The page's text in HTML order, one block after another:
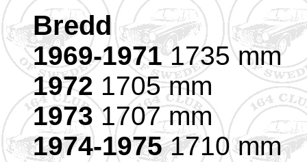
Bredd
1969-19711735 mm
1972 1705 mm
19731707 mm
1974-19751710 mm